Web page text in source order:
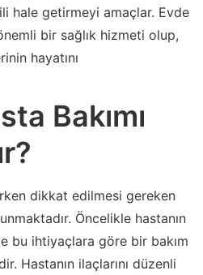
hale getirmeyi amaçlar. Evde
bir sağlık hizmeti olup,
hayatını
Bakımı
dikkat edilmesi gereken
Öncelikle hastanın
bu ihtiyaçlara göre bir bakım
Hastanın ilaçlarını düzenli